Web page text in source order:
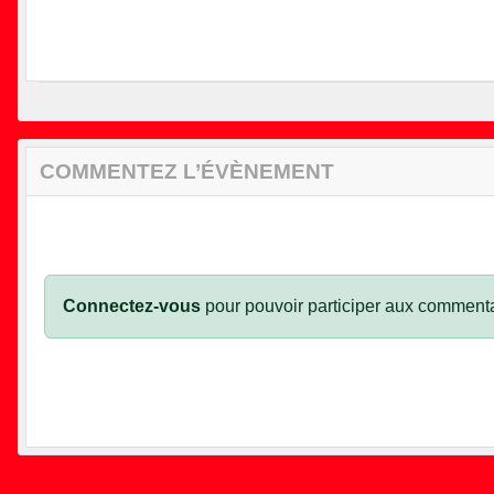
COMMENTEZ L’ÉVÈNEMENT
Connectez-vous pour pouvoir participer aux